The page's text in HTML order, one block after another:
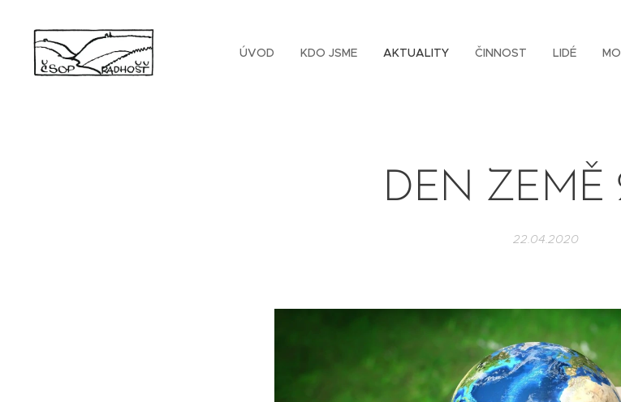
ÚVOD KDO JSME AKTUALITY ČINNOST LIDÉ
DEN ZEMĚ
22.04.2020